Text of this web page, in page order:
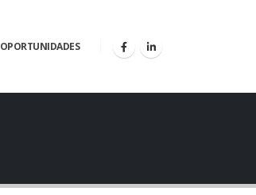
OPORTUNIDADES